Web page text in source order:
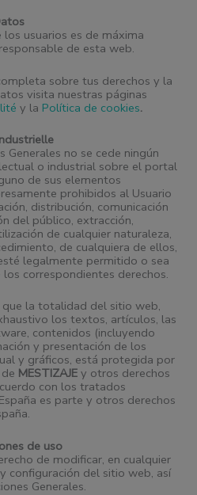
usuarios es de máxima
responsable de esta web.
sobre tus derechos y la
visita nuestras páginas
y la Política de cookies.
Generales no se cede ningún
o industrial sobre el portal
de sus elementos
prohibidos al Usuario
distribución, comunicación
del público, extracción,
de cualquier naturaleza,
de cualquiera de ellos,
legalmente permitido o sea
correspondientes derechos.
que la totalidad del sitio web,
los textos, artículos, las
contenidos (incluyendo
y presentación de los
y gráficos, está protegida por
MESTIZAJE y otros derechos
con los tratados
es parte y otros derechos
de uso
de modificar, en cualquier
configuración del sitio web, así
Generales.